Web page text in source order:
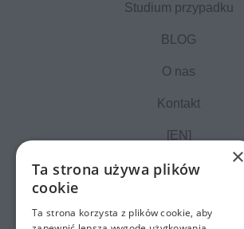
Studium przypadku
BLOG
O nas
Kontakt
[EN]
×
Ta strona używa plików
cookie
Ta strona korzysta z plików cookie, aby